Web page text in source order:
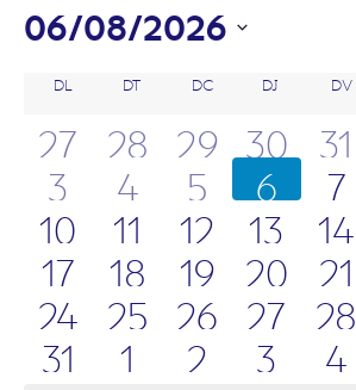
06/08/2026
una
data.
Calendari
de
Esdeveniments
DL DILLUNSDTDIMARTS
DC DIMECRES
DJ DIJOUSDV
27 28 29 30 31
3
4 5 6 7
10
11 12 13 14
17
18 19 20 21
24 25 26 27 28
31
1 2 3 4